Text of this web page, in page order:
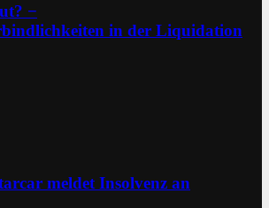
−
in der Liquidation
meldet Insolvenz an